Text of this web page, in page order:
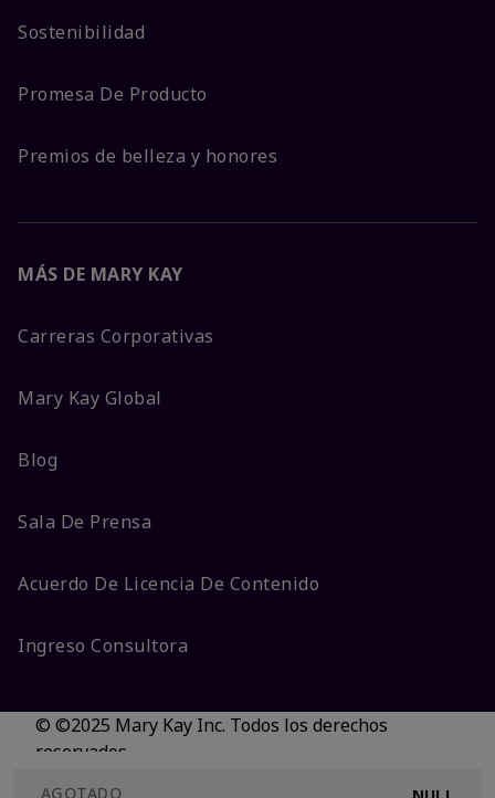
AGOTADO
Sostenibilidad
Promesa De Producto
Premios de belleza y honores
MÁS DE MARY KAY
Carreras Corporativas
Mary Kay Global
Blog
Sala De Prensa
Acuerdo De Licencia De Contenido
Ingreso Consultora
© ©2025 Mary Kay Inc. Todos los derechos
reservados.